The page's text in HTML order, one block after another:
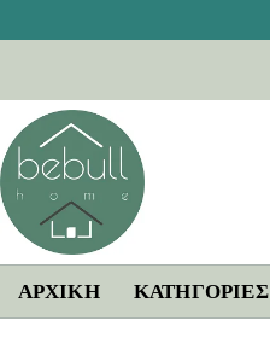
ΑΡΧΙΚΗ ΚΑΤΗΓΟΡΙΕΣ